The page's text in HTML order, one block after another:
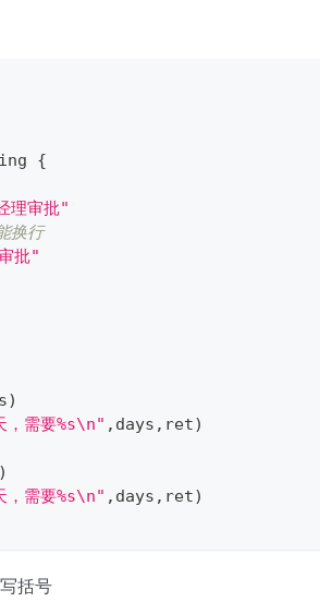
{
理审批"
行
批"
)
，需要%s\n" , days , ret)
)
，需要%s\n" , days , ret)
括号